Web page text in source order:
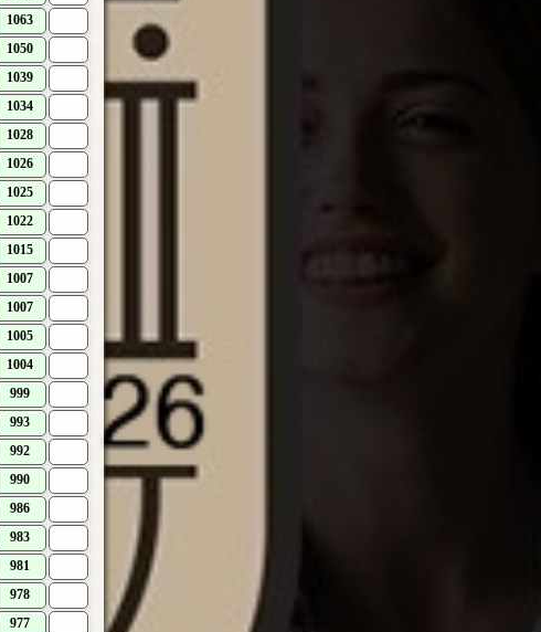
1063
1050
1039
1034
1028
1026
1025
1022
1015
1007
1007
1005
1004
999
993
992
990
986
983
981
978
977